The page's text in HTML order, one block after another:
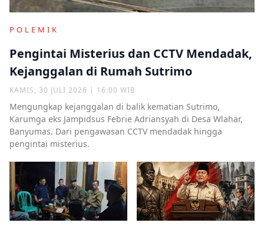
POLEMIK
Pengintai Misterius dan CCTV Mendadak,
Kejanggalan di Rumah Sutrimo
KAMIS, 30 JULI 2026 | 16:00 WIB
Mengungkap kejanggalan di balik kematian Sutrimo,
Karumga eks Jampidsus Febrie Adriansyah di Desa Wlahar,
Banyumas. Dari pengawasan CCTV mendadak hingga
pengintai misterius.